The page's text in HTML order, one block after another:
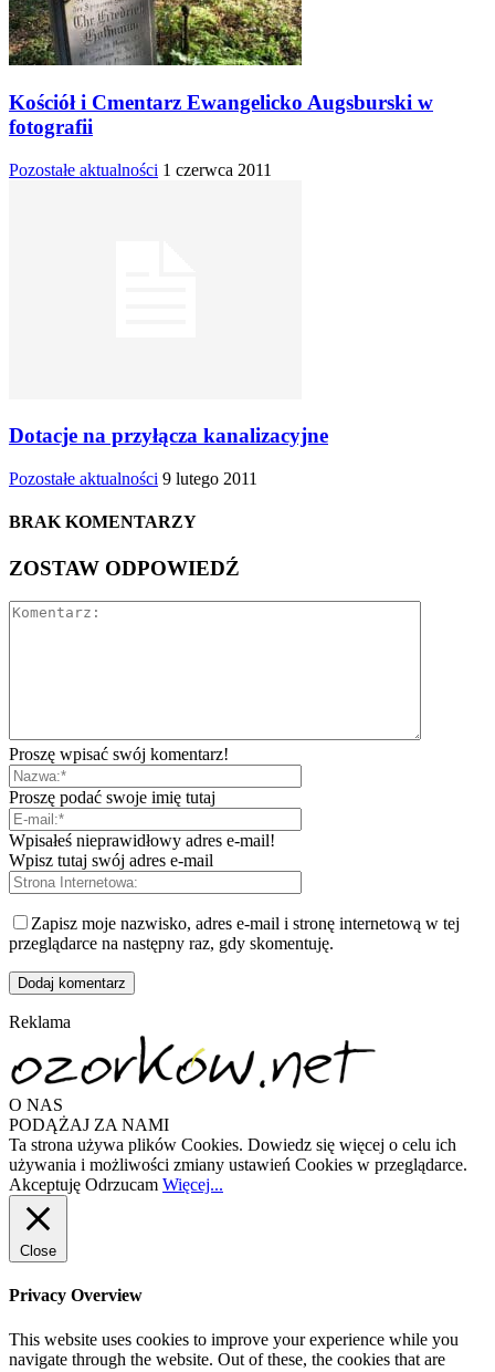
Kościół i Cmentarz Ewangelicko Augsburski w
fotografii
Pozostałe aktualności 1 czerwca 2011
Dotacje na przyłącza kanalizacyjne
Pozostałe aktualności 9 lutego 2011
BRAK KOMENTARZY
ZOSTAW ODPOWIEDŹ
Proszę wpisać swój komentarz!
Proszę podać swoje imię tutaj
Wpisałeś nieprawidłowy adres e-mail!
Wpisz tutaj swój adres e-mail
Zapisz moje nazwisko, adres e-mail i stronę internetową w tej
przeglądarce na następny raz, gdy skomentuję.
Reklama
O NAS
PODĄŻAJ ZA NAMI
Ta strona używa plików Cookies. Dowiedz się więcej o celu ich
używania i możliwości zmiany ustawień Cookies w przeglądarce.
Akceptuję Odrzucam Więcej...
Close
Privacy Overview
This website uses cookies to improve your experience while you
navigate through the website. Out of these, the cookies that are